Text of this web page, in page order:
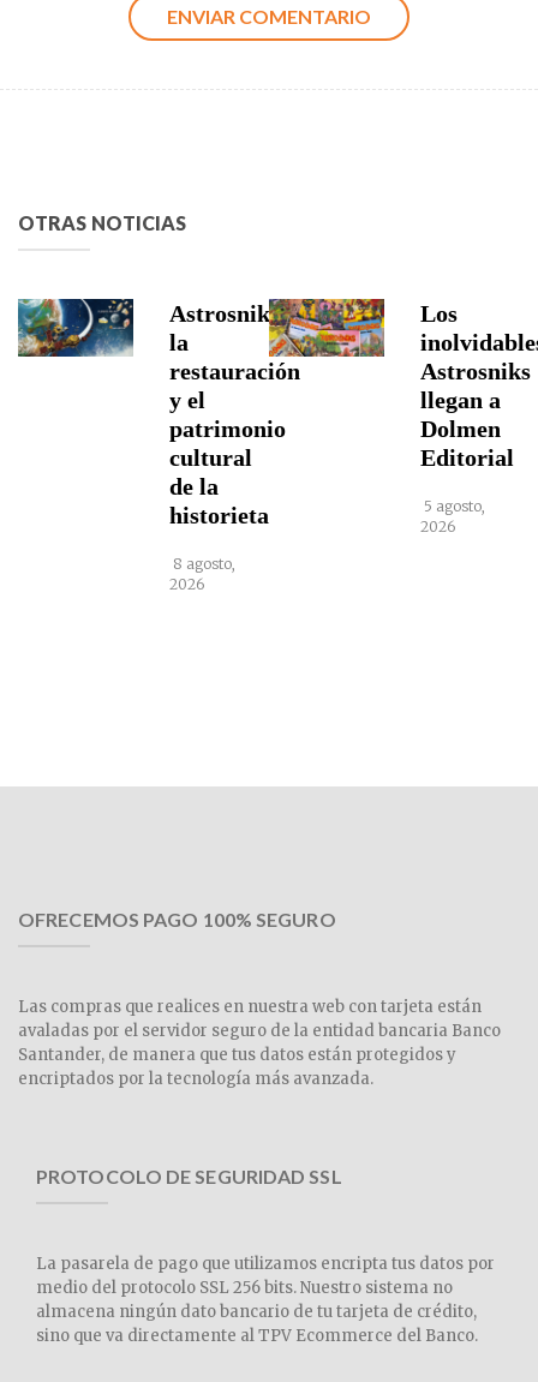
OTRAS NOTICIAS
Astrosniks,
la
restauración
y el
patrimonio
cultural
de la
historieta
8 agosto,
2026
Los
Astrosniks
llegan a
Dolmen
Editorial
5 agosto,
2026
OFRECEMOS PAGO 100% SEGURO
Las compras que realices en nuestra web con tarjeta están
avaladas por el servidor seguro de la entidad bancaria Banco
Santander, de manera que tus datos están protegidos y
encriptados por la tecnología más avanzada.
PROTOCOLO DE SEGURIDAD SSL
La pasarela de pago que utilizamos encripta tus datos por
medio del protocolo SSL 256 bits. Nuestro sistema no
almacena ningún dato bancario de tu tarjeta de crédito,
sino que va directamente al TPV Ecommerce del Banco.